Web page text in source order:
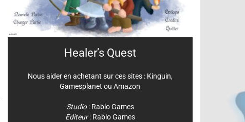
Healer’s Quest
Nous aider en achetant sur ces sites : Kinguin,
Gamesplanet ouAmazon
Studio: Rablo Games
Editeur: Rablo Games